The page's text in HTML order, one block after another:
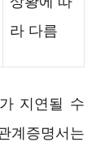
라 다름
지연될 수
계증명서는